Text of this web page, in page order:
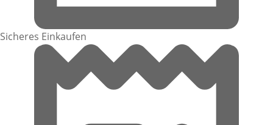
Sicheres Einkaufen